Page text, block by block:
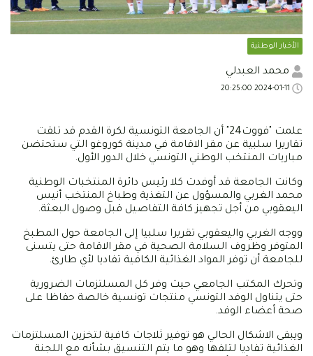
الأخبار الوطنية
محمد العبدلي
علمت "فووت24" أن الجامعة التونسية لكرة القدم قد تلقت
تقاريرا سلبية عن مقر الاقامة في مدينة كوروغو التي ستحتضن
مباريات المنتخب الوطني التونسي خلال الدور الأول.
وكانت الجامعة قد أوفدت كلا رئيس دائرة المنتخبات الوطنية
محمد الغربي والمسؤول عن التغذية وطباخ المنتخب أنيس
اليعقوبي من أجل تجهيز كافة التفاصيل قبل وصول البعثة.
ووجه الغربي واليعقوبي تقريرا سلبيا إلى الجامعة حول المطبخ
المتوفر وظروف السلامة الصحية في مقر الاقامة حتى يتسنى
للجامعة أن توفر المواد الغذائية الكافية تفاديا لأي طارئ.
وتحرك المكتب الجامعي حيث وفر كل المسلتزمات الضرورية
حتى يتناول الوفد التونسي منتجات تونسية خالصة حفاظا على
صحة أعضاء الوفد.
ويبقى الاشكال الحالي هو توفير ثلاجات كافية لتخزين المسلتزمات
الغذائية تفاديا لتلفها وهو ما يتم التنسيق بشأنه مع اللجنة